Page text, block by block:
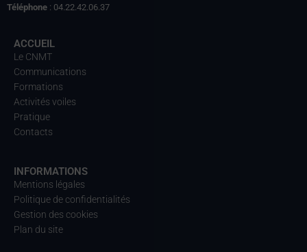
Téléphone : 04.22.42.06.37
ACCUEIL
Le CNMT
Communications
Formations
Activités voiles
Pratique
Contacts
INFORMATIONS
Mentions légales
Politique de confidentialités
Gestion des cookies
Plan du site